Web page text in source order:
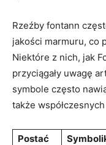
Rzeźby fontann
jakości marmuru, co
Niektóre z nich, jak
przyciągały uwagę
symbole często
także
Postać